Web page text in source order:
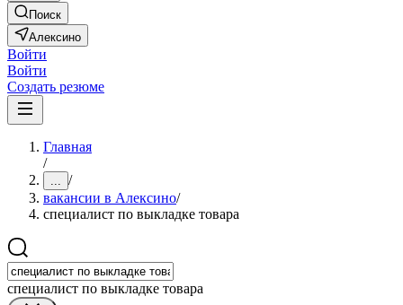
Поиск
Алексино
Войти
Войти
Создать резюме
Главная
/
... /
вакансии в Алексино/
специалист по выкладке товара
специалист по выкладке товара